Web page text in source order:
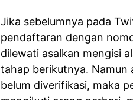
Jika sebelumnya pada
pendaftaran dengan
dilewati asalkan mengisi
tahap berikutnya. Namun
belum diverifikasi, maka